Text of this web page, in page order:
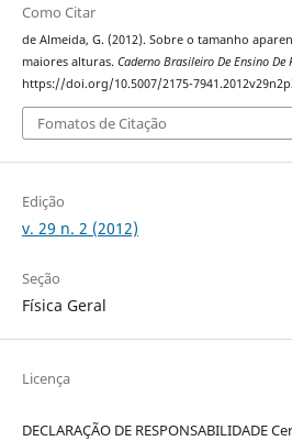
Como Citar
de Almeida, G. (2012). Sobre o tamanho
maiores alturas. Caderno Brasileiro De Ensino De
https://doi.org/10.5007/2175-
Fomatos de Citação
Edição
v. 29 n. 2 (2012)
Seção
Física Geral
Licença
DECLARAÇÃO DE RESPONSABILIDADE